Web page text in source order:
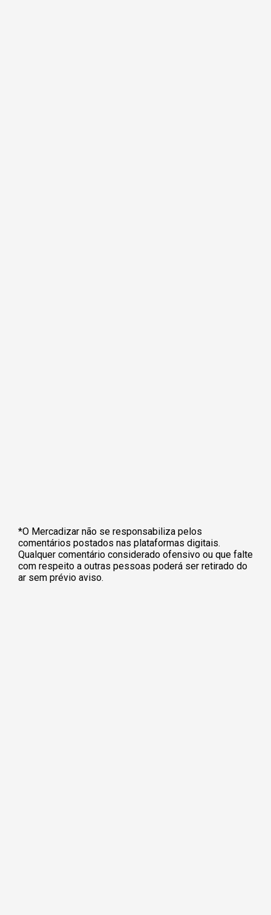
*O Mercadizar não se responsabiliza pelos
comentários postados nas plataformas digitais.
Qualquer comentário considerado ofensivo ou que falte
com respeito a outras pessoas poderá ser retirado do
ar sem prévio aviso.